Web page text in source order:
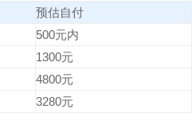
预估自付
500元内
1300元
4800元
3280元